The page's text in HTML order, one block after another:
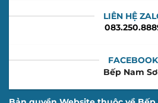
LIÊN HỆ
FACEBOOK
Bếp Nam